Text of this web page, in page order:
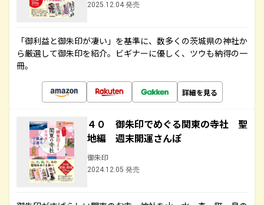
2025.12.04 発売
「御利益と御朱印が凄い」を基準に、数多くの茨城県の神社か
ら厳選して御朱印を紹介。ビギナーに優しく、ツウも納得の一
冊。
詳細を見る
４０ 御朱印でめぐる関東の寺社 聖
地編 週末開運さんぽ
御朱印
2024.12.05 発売